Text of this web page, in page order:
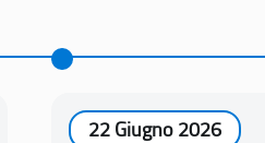
22 Giugno 2026